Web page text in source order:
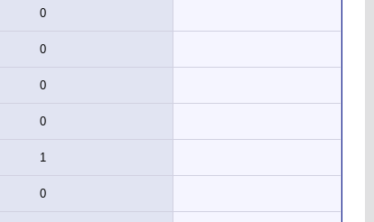
0
0
0
0
1
0